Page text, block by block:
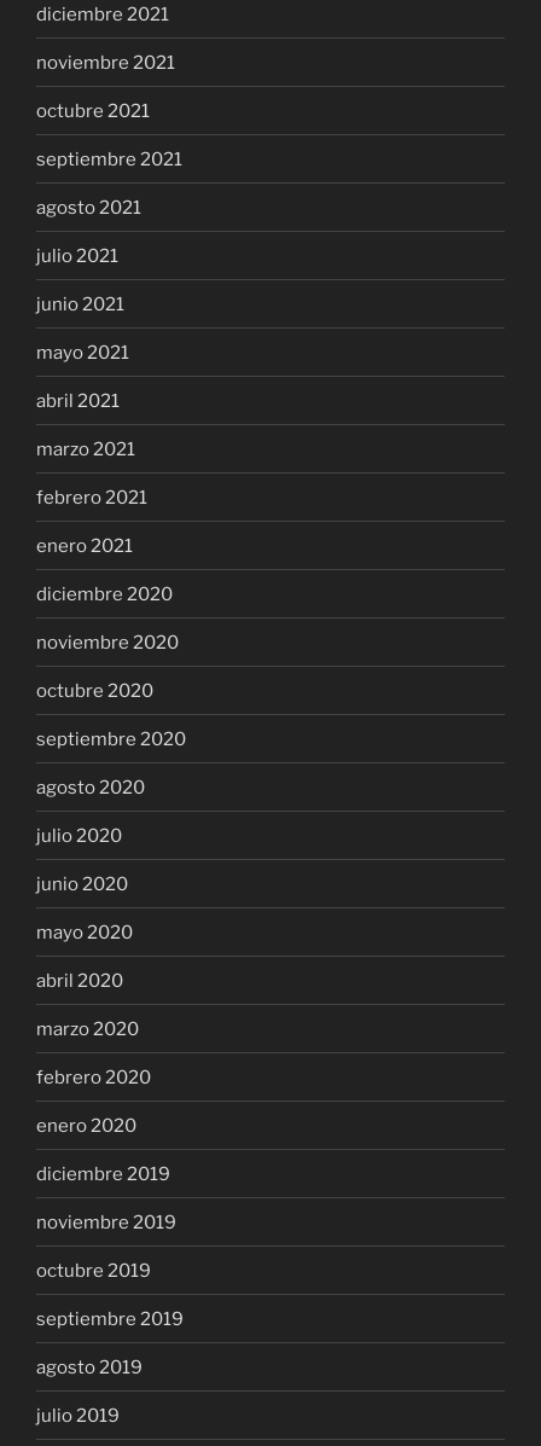
diciembre 2021
noviembre 2021
octubre 2021
septiembre 2021
agosto 2021
julio 2021
junio 2021
mayo 2021
abril 2021
marzo 2021
febrero 2021
enero 2021
diciembre 2020
noviembre 2020
octubre 2020
septiembre 2020
agosto 2020
julio 2020
junio 2020
mayo 2020
abril 2020
marzo 2020
febrero 2020
enero 2020
diciembre 2019
noviembre 2019
octubre 2019
septiembre 2019
agosto 2019
julio 2019